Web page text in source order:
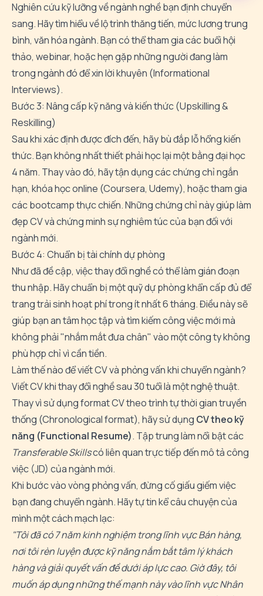
Nghiên cứu kỹ lưỡng về ngành nghề bạn định chuyển
sang. Hãy tìm hiểu về lộ trình thăng tiến, mức lương trung
bình, văn hóa ngành. Bạn có thể tham gia các buổi hội
thảo, webinar, hoặc hẹn gặp những người đang làm
trong ngành đó để xin lời khuyên (Informational
Interviews).
Bước 3: Nâng cấp kỹ năng và kiến thức (Upskilling &
Reskilling)
Sau khi xác định được đích đến, hãy bù đắp lỗ hổng kiến
thức. Bạn không nhất thiết phải học lại một bằng đại học
4 năm. Thay vào đó, hãy tận dụng các chứng chỉ ngắn
hạn, khóa học online (Coursera, Udemy), hoặc tham gia
các bootcamp thực chiến. Những chứng chỉ này giúp làm
đẹp CV và chứng minh sự nghiêm túc của bạn đối với
ngành mới.
Bước 4: Chuẩn bị tài chính dự phòng
Như đã đề cập, việc thay đổi nghề có thể làm gián đoạn
thu nhập. Hãy chuẩn bị một quỹ dự phòng khẩn cấp đủ để
trang trải sinh hoạt phí trong ít nhất 6 tháng. Điều này sẽ
giúp bạn an tâm học tập và tìm kiếm công việc mới mà
không phải "nhắm mắt đưa chân" vào một công ty không
phù hợp chỉ vì cần tiền.
Làm thế nào để viết CV và phỏng vấn khi chuyển ngành?
Viết CV khi thay đổi nghề sau 30 tuổi là một nghệ thuật.
Thay vì sử dụng format CV theo trình tự thời gian truyền
thống (Chronological format), hãy sử dụng CV theo kỹ
năng (Functional Resume). Tập trung làm nổi bật các
Transferable Skillscó liên quan trực tiếp đến mô tả công
việc (JD) của ngành mới.
Khi bước vào vòng phỏng vấn, đừng cố giấu giếm việc
bạn đang chuyển ngành. Hãy tự tin kể câu chuyện của
mình một cách mạch lạc:
"Tôi đã có 7 năm kinh nghiệm trong lĩnh vực Bán hàng,
nơi tôi rèn luyện được kỹ năng nắm bắt tâm lý khách
hàng và giải quyết vấn đề dưới áp lực cao. Giờ đây, tôi
muốn áp dụng những thế mạnh này vào lĩnh vực Nhân